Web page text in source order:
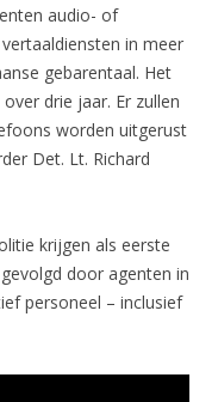
audio- of
in meer
gebarentaal. Het
drie jaar. Er zullen
worden uitgerust
Det. Lt. Richard
krijgen als eerste
door agenten in
personeel – inclusief